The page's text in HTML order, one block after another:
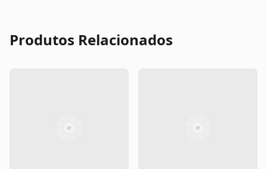
Produtos Relacionados